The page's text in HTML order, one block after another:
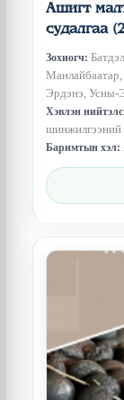
Ашигт
судалгаа
Зохиогч:
Эрдэнэ, Усны-
Хэвлэн
шинжилгээний
Баримтын хэл: